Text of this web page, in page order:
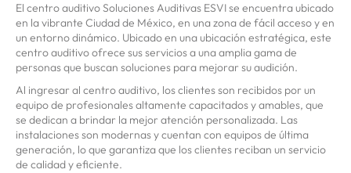
El centro auditivo Soluciones Auditivas ESVI se encuentra ubicado
en la vibrante Ciudad de México, en una zona de fácil acceso y en
un entorno dinámico. Ubicado en una ubicación estratégica, este
centro auditivo ofrece sus servicios a una amplia gama de
personas que buscan soluciones para mejorar su audición.
Al ingresar al centro auditivo, los clientes son recibidos por un
equipo de profesionales altamente capacitados y amables, que
se dedican a brindar la mejor atención personalizada. Las
instalaciones son modernas y cuentan con equipos de última
generación, lo que garantiza que los clientes reciban un servicio
de calidad y eficiente.